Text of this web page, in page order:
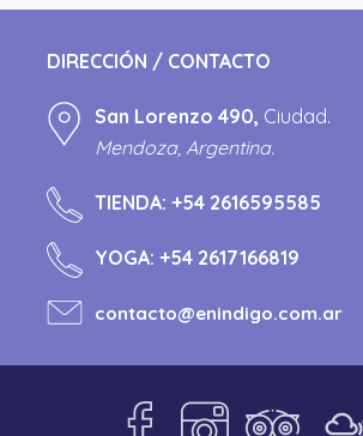
DIRECCIÓN / CONTACTO
San Lorenzo 490, Ciudad.
Mendoza, Argentina.
TIENDA: +54 2616595585
YOGA: +54 2617166819
contacto@enindigo.com.ar